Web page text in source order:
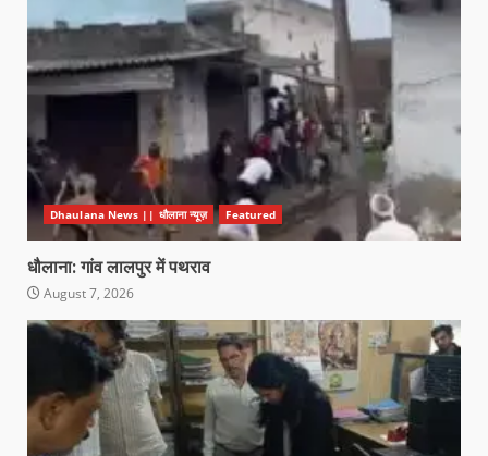
Dhaulana News || धौलाना न्यूज़ Featured
धौलाना: गांव लालपुर में पथराव
August 7, 2026